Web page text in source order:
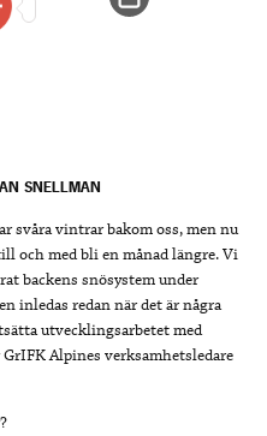
SNELLMAN
svåra vintrar bakom oss, men nu
och med bli en månad längre. Vi
backens snösystem under
inledas redan när det är några
utvecklingsarbetet med
Alpines verksamhetsledare